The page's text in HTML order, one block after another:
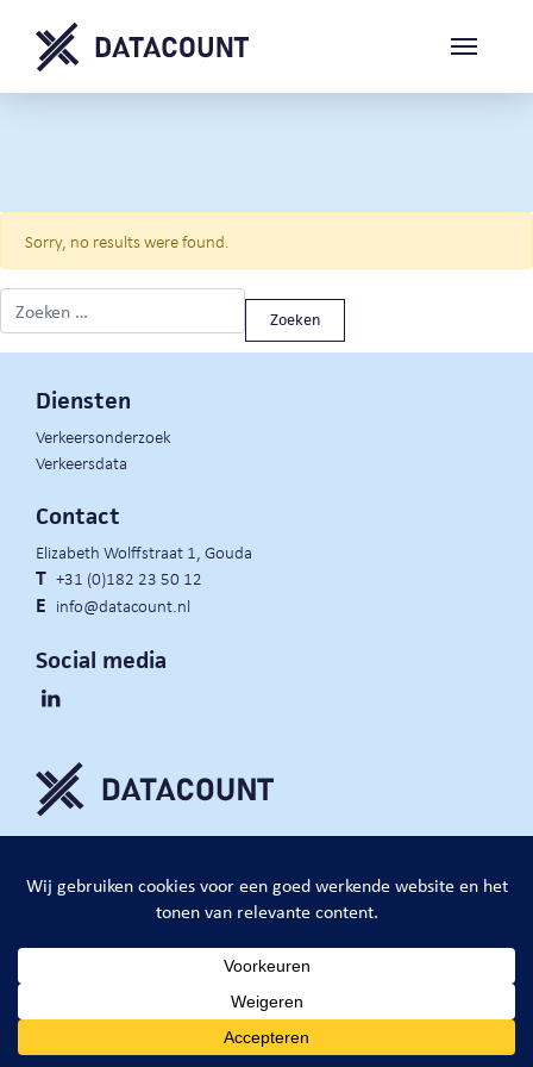
Sorry, no results were found.
Zoeken naar:
Diensten
Verkeersonderzoek
Verkeersdata
Contact
Elizabeth Wolffstraat 1, Gouda
T +31 (0)182 23 50 12
E info@datacount.nl
Social media
DataCount B.V.
privacy policy
algemene voorwaarden